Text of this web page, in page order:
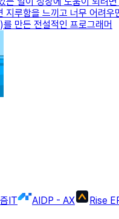
지루함을 느끼고 너무 어려우
만든 전설적인 프로그래머
IT AIDP - AX Rise